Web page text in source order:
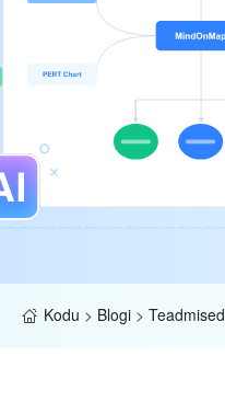
Kodu > Blogi > Teadmised